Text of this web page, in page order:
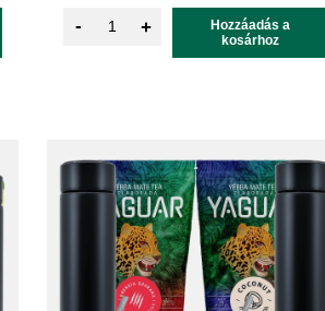
- +
Hozzáadás a
kosárhoz